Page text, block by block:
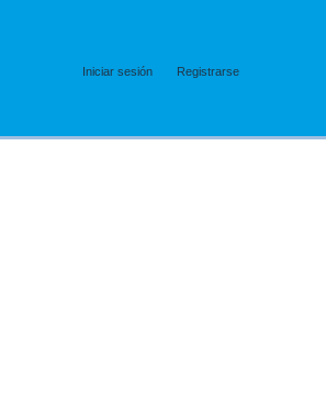
Iniciar sesión Registrarse